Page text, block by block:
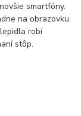
smartfóny.
na obrazovku
robí
stôp.